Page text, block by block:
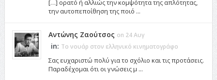
[…] ορατό ή αλλιώς την κομψότητα της απλότητας,
την αυτοπεποίθηση της ποιό ...
Αντώνης Ζαούτσος on 24 Αυγ
in: Το νουάρ στον ελληνικό κινηματογράφο
Σας ευχαριστώ πολύ για το σχόλιο και τις προτάσεις.
Παραδέχομαι ότι οι γνώσεις μ ...